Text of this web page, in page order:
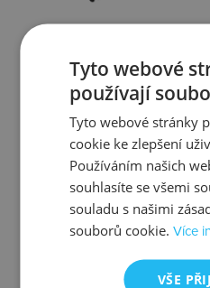
Kontrola
Tyto webové
používají
Tyto webové stránky
cookie ke zlepšení
Používáním našich
souhlasíte se všemi
souladu s našimi
souborů cookie.Více
VŠE